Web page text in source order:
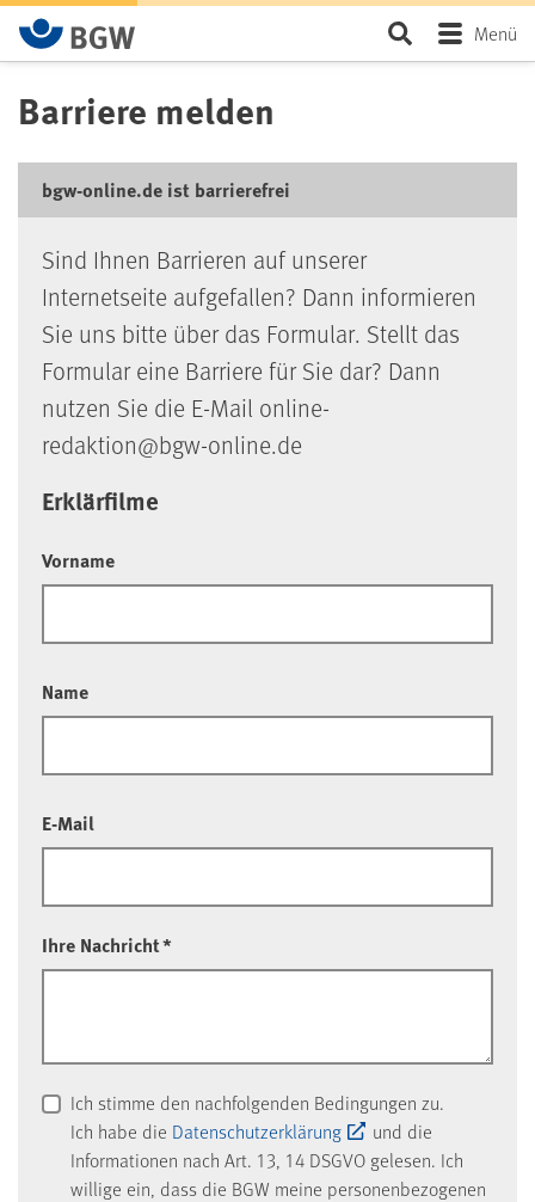
Zum Hauptinhalt springen SeiteMenü
Barriere melden
bgw-online.de ist barrierefrei
Sind Ihnen Barrieren auf unserer
Internetseite aufgefallen? Dann informieren
Sie uns bitte über das Formular. Stellt das
Formular eine Barriere für Sie dar? Dann
nutzen Sie die E-Mail online-
redaktion@bgw-online.de
Erklärfilme
Vorname
Name
E-Mail
Ihre Nachricht*
Ich stimme den nachfolgenden Bedingungen zu.
Ich habe die Datenschutzerklärung
und die
Informationen nach Art. 13, 14 DSGVO gelesen. Ich
willige ein, dass die BGW meine personenbezogenen